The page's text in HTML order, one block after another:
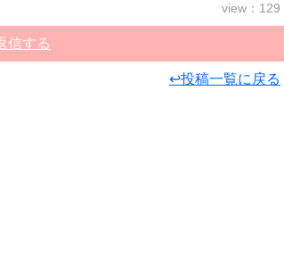
view：129
信する
↩投稿一覧に戻る